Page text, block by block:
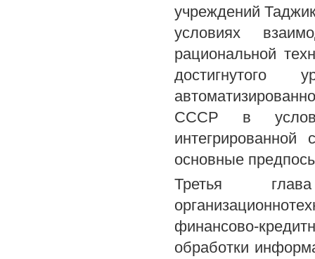
учреждений
условиях
рациональной
СССР в
основные
Третья
финансово-
обработки